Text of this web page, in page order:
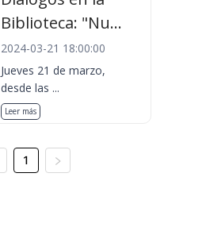
Biblioteca: "Nu...
2024-03-21 18:00:00
Jueves 21 de marzo,
desde las ...
Leer más
1